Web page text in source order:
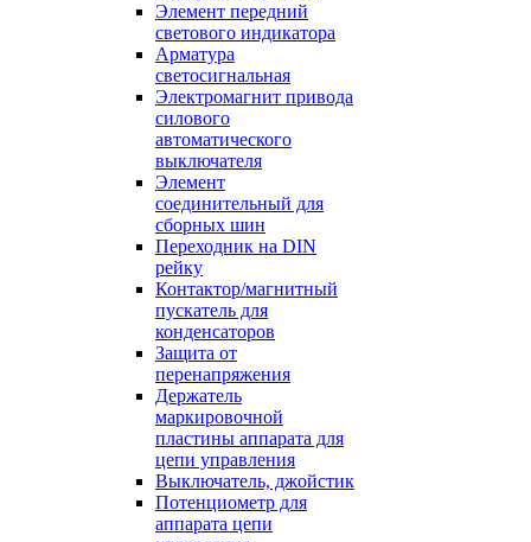
Элемент передний
светового индикатора
Арматура
светосигнальная
Электромагнит привода
силового
автоматического
выключателя
Элемент
соединительный для
сборных шин
Переходник на DIN
рейку
Контактор/магнитный
пускатель для
конденсаторов
Защита от
перенапряжения
Держатель
маркировочной
пластины аппарата для
цепи управления
Выключатель, джойстик
Потенциометр для
аппарата цепи